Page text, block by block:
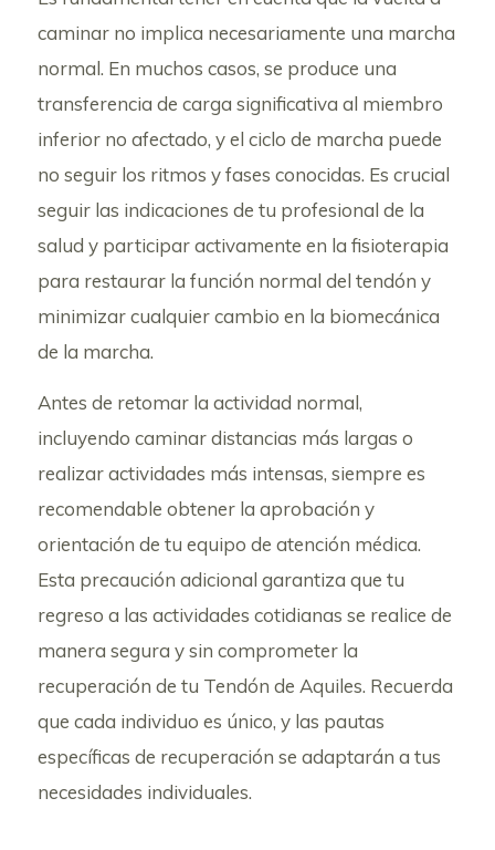
caminar no implica necesariamente una marcha
normal. En muchos casos, se produce una
transferencia de carga significativa al miembro
inferior no afectado, y el ciclo de marcha puede
no seguir los ritmos y fases conocidas. Es crucial
seguir las indicaciones de tu profesional de la
salud y participar activamente en la fisioterapia
para restaurar la función normal del tendón y
minimizar cualquier cambio en la biomecánica
de la marcha.
Antes de retomar la actividad normal,
incluyendo caminar distancias más largas o
realizar actividades más intensas, siempre es
recomendable obtener la aprobación y
orientación de tu equipo de atención médica.
Esta precaución adicional garantiza que tu
regreso a las actividades cotidianas se realice de
manera segura y sin comprometer la
recuperación de tu Tendón de Aquiles. Recuerda
que cada individuo es único, y las pautas
específicas de recuperación se adaptarán a tus
necesidades individuales.